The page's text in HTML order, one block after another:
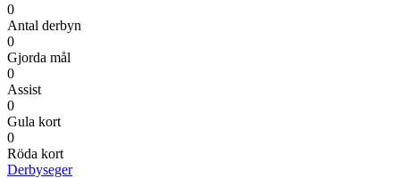
0
Antal derbyn
0
Gjorda mål
0
Assist
0
Gula kort
0
Röda kort
Derbyseger